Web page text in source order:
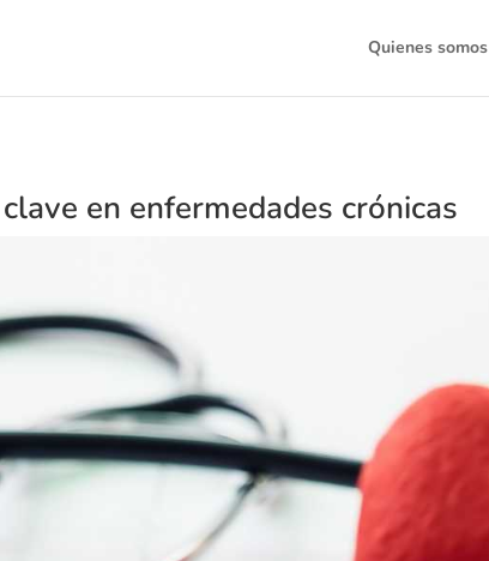
Quienes somos
en enfermedades crónicas